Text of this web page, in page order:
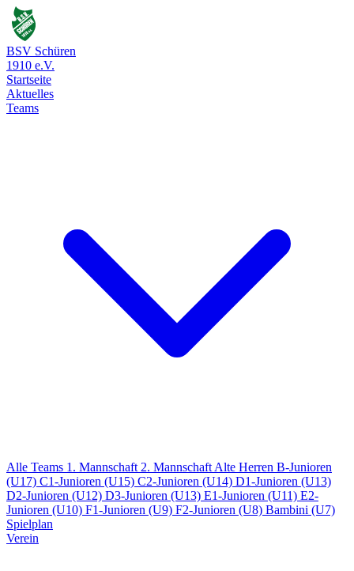
BSV Schüren
1910 e.V.
Startseite
Aktuelles
Teams
Alle Teams 1. Mannschaft 2. Mannschaft Alte Herren B-Junioren
(U17) C1-Junioren (U15) C2-Junioren (U14) D1-Junioren (U13)
D2-Junioren (U12) D3-Junioren (U13) E1-Junioren (U11) E2-
Junioren (U10) F1-Junioren (U9) F2-Junioren (U8) Bambini (U7)
Spielplan
Verein